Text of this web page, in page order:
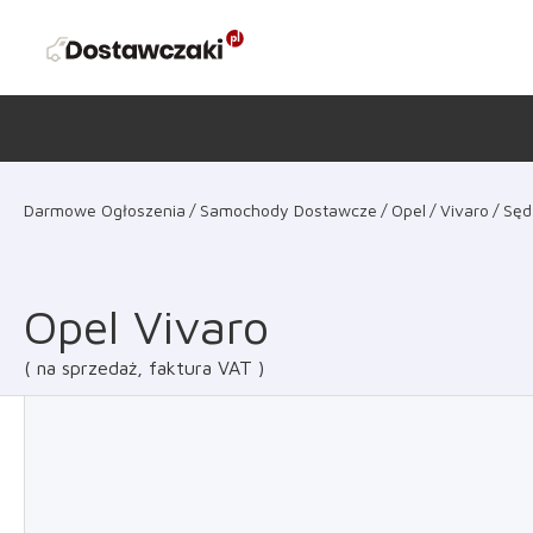
Darmowe Ogłoszenia Samochody Dostawcze Opel Vivaro
Opel Vivaro
na sprzedaż, faktura VAT